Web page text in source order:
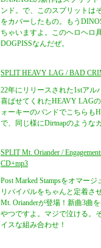
ンド。で、このスプリットは
をカバーしたもの。もう
ちゃいますよ。このヘロヘロ
DOGPISSなんだぜ。
SPLIT HEAVY LAG / BAD
22年にリリースされた1stア
喜ばせてくれたHEAVY LAG
ォーキーのバンドでこちらも
で、同じ様にDirtnapのような
SPLIT Mt. Oriander /
CD+mp3
Post Marked Stampsをオマー
リバイバルをちゃんと定着さ
Mt. Orianderが登場！新曲3曲
やつですよ。マジで泣ける。
イスな組み合わせ！